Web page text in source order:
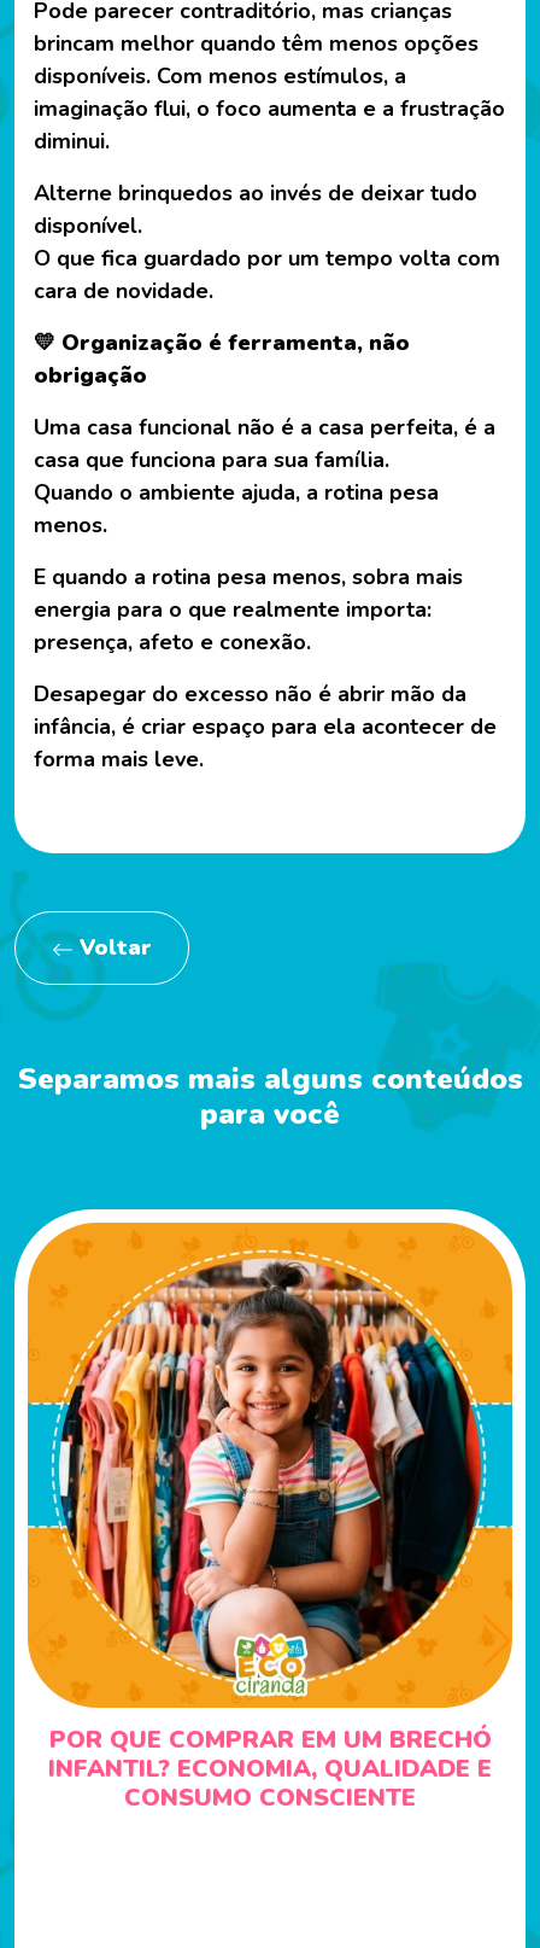
Pode parecer contraditório, mas crianças
brincam melhor quando têm menos opções
disponíveis. Com menos estímulos, a
imaginação flui, o foco aumenta e a frustração
diminui.
Alterne brinquedos ao invés de deixar tudo
disponível.
O que fica guardado por um tempo volta com
cara de novidade.
💛 Organização é ferramenta, não
obrigação
Uma casa funcional não é a casa perfeita, é a
casa que funciona para sua família.
Quando o ambiente ajuda, a rotina pesa
menos.
E quando a rotina pesa menos, sobra mais
energia para o que realmente importa:
presença, afeto e conexão.
Desapegar do excesso não é abrir mão da
infância, é criar espaço para ela acontecer de
forma mais leve.
Voltar
Separamos mais alguns conteúdos
para você
POR QUE COMPRAR EM UM BRECHÓ
INFANTIL? ECONOMIA, QUALIDADE E
CONSUMO CONSCIENTE